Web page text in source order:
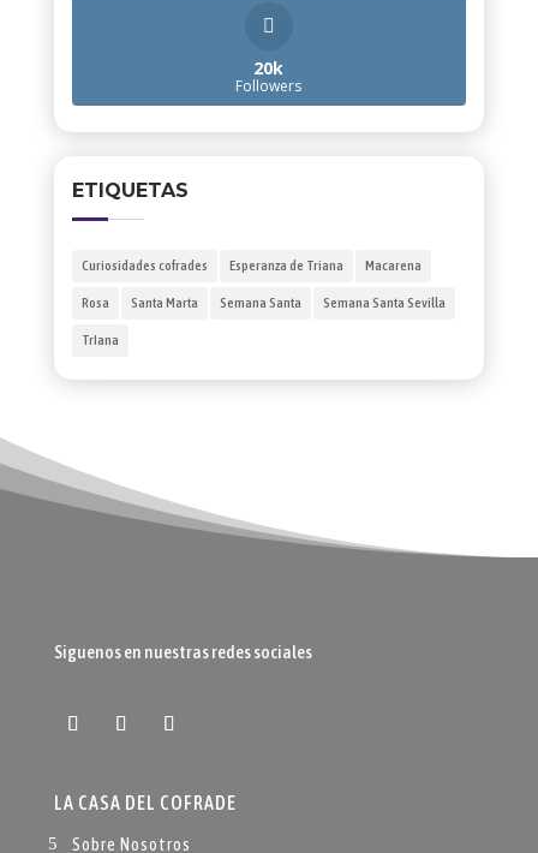
20k
Followers
ETIQUETAS
Curiosidades cofrades Esperanza de Triana Macarena
Rosa Santa Marta Semana Santa Semana Santa Sevilla
TrIana
Siguenos en nuestras redes sociales
LA CASA DEL COFRADE
Sobre Nosotros